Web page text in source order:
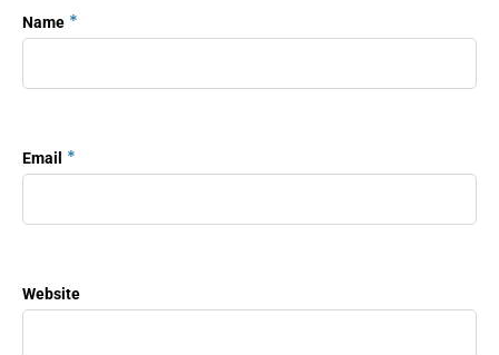
Name *
Email *
Website